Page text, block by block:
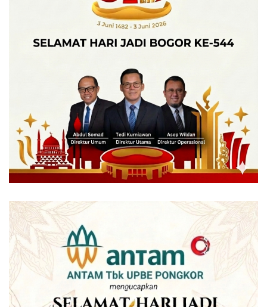
cagar budaya atau diduga sebagai struktur cagar budaya
sebagaimana Perwali 17 tahun 2015 tentang Kota
Pusaka,” jelasnya.
tetap harus berdasarkan kajian. “Misalkan tidak boleh
mengubah bentuk, kan bisa designnya dibuat persis,
sebagai replikasi. kalau ini kan kita harus lihat dulu apakah
merubah bentuk atau tidak dari sisi kajian Budaya,” papar
Gus M.
Ia juga menegaskan, status kota pusaka yang disematkan
Kota Bogor, menjadi amanat dari regulasinya. “Kan salah
tentang wilayah permukiman, termasuk RT-RW dalam hal
ini Bappeda dan PUPR,” kata mantan jurnalis senior itu.
Sesuai Peraturan Walikota Bogor (Perwali) Nomor 17
Tahun 2015 tentang Penyelenggaraan Kota Bogor sebagai
Kota Pusaka, tepatnya pada Lampiran II tertulis bahwa
Jembatan Otista meliputi bagian dari Pusaka Budaya